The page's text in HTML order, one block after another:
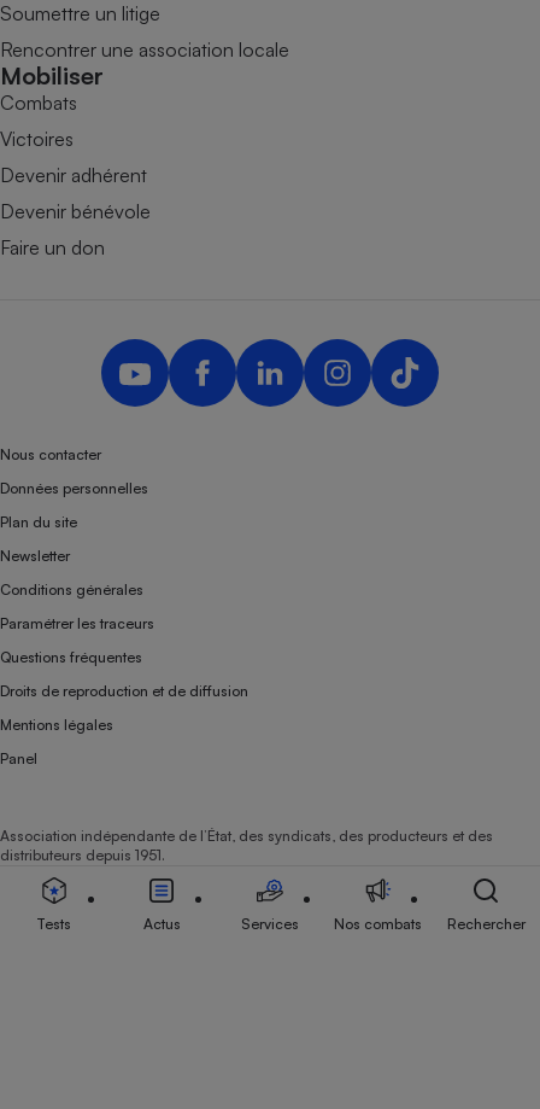
Soumettre un litige
Rencontrer une association locale
Mobiliser
Combats
Victoires
Devenir adhérent
Devenir bénévole
Faire un don
Nous contacter
Données personnelles
Plan du site
Newsletter
Conditions générales
Paramétrer les traceurs
Questions fréquentes
Droits de reproduction et de diffusion
Mentions légales
Panel
Association indépendante de l’État, des syndicats, des producteurs et des
distributeurs depuis 1951.
Tests Actus Services Nos combats Rechercher